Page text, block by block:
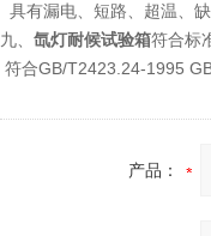
具有漏电、短路、超温、
九、 氙灯耐候试验箱符合标
符合GB/T2423.24-1995
产品：